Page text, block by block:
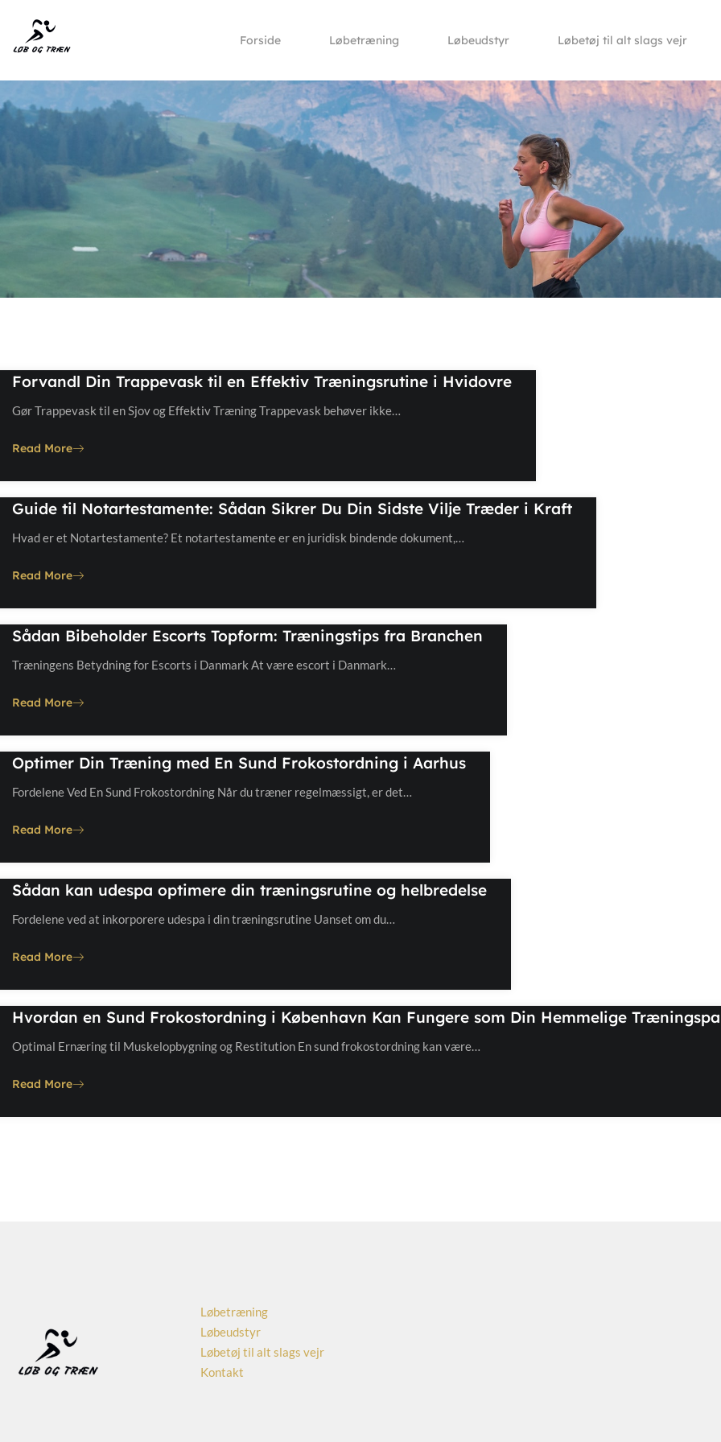
Forside Løbetræning Løbeudstyr Løbetøj til alt slags vejr
Forvandl Din Trappevask til en Effektiv Træningsrutine i Hvidovre
Gør Trappevask til en Sjov og Effektiv Træning Trappevask behøver ikke…
Read More
Guide til Notartestamente: Sådan Sikrer Du Din Sidste Vilje Træder i Kraft
Hvad er et Notartestamente? Et notartestamente er en juridisk bindende dokument,…
Read More
Sådan Bibeholder Escorts Topform: Træningstips fra Branchen
Træningens Betydning for Escorts i Danmark At være escort i Danmark…
Read More
Optimer Din Træning med En Sund Frokostordning i Aarhus
Fordelene Ved En Sund Frokostordning Når du træner regelmæssigt, er det…
Read More
Sådan kan udespa optimere din træningsrutine og helbredelse
Fordelene ved at inkorporere udespa i din træningsrutine Uanset om du…
Read More
Hvordan en Sund Frokostordning i København Kan Fungere som Din Hemmelige
Optimal Ernæring til Muskelopbygning og Restitution En sund frokostordning kan være…
Read More
Løbetræning
Løbeudstyr
Løbetøj til alt slags vejr
Kontakt